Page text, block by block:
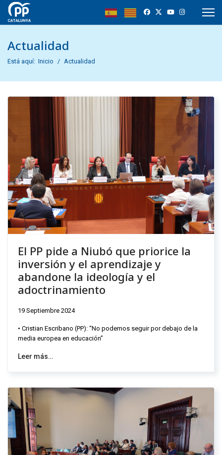
Actualidad
Está aquí: Inicio Actualidad
El PP pide a Niubó que priorice la
inversión y el aprendizaje y
abandone la ideología y el
adoctrinamiento
19 Septiembre 2024
• Cristian Escribano (PP): “No podemos seguir por debajo de la
media europea en educación”
Leer más…